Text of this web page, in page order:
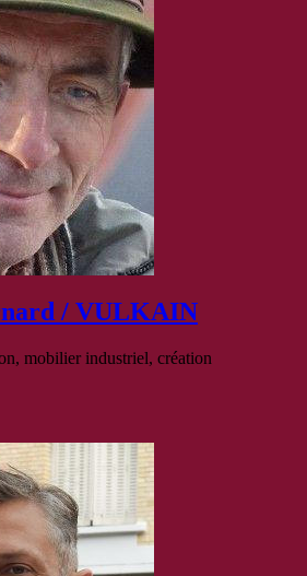
/ VULKAIN
mobilier industriel, création